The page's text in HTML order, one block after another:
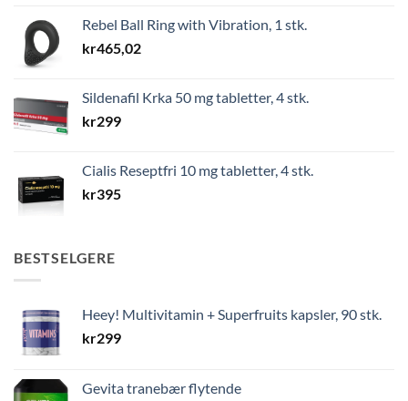
Rebel Ball Ring with Vibration, 1 stk.
kr465,02
Sildenafil Krka 50 mg tabletter, 4 stk.
kr299
Cialis Reseptfri 10 mg tabletter, 4 stk.
kr395
BESTSELGERE
Heey! Multivitamin + Superfruits kapsler, 90 stk.
kr299
Gevita tranebær flytende